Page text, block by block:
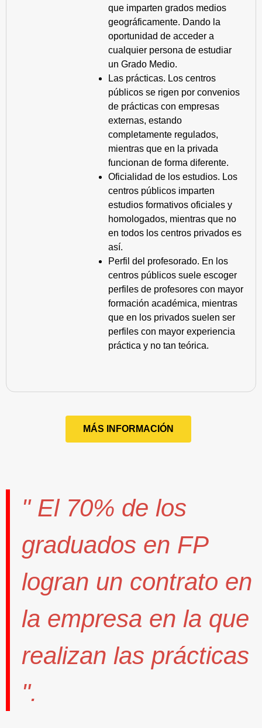
que imparten grados medios
geográficamente. Dando la
oportunidad de acceder a
cualquier persona de estudiar
un Grado Medio.
Las prácticas. Los centros
públicos se rigen por convenios
de prácticas con empresas
externas, estando
completamente regulados,
mientras que en la privada
funcionan de forma diferente.
Oficialidad de los estudios. Los
centros públicos imparten
estudios formativos oficiales y
homologados, mientras que no
en todos los centros privados es
así.
Perfil del profesorado. En los
centros públicos suele escoger
perfiles de profesores con mayor
formación académica, mientras
que en los privados suelen ser
perfiles con mayor experiencia
práctica y no tan teórica.
MÁS INFORMACIÓN
" El 70% de los
graduados en FP
logran un contrato en
la empresa en la que
realizan las prácticas
".